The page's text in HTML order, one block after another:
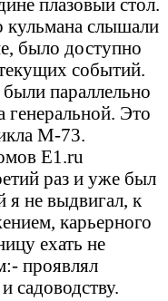
кульмана слышали
было доступно
событий.
параллельно
генеральной. Это
М-73.
раз и уже был
не выдвигал, к
карьерного
ехать не
проявлял
садоводству.